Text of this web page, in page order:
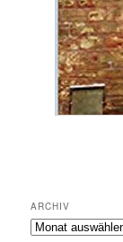
ARCHIV
Archiv